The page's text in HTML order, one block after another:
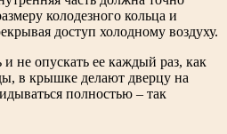
колодезного кольца и
доступ холодному воздуху.
не опускать ее каждый раз, как
в крышке делают дверцу на
полностью – так